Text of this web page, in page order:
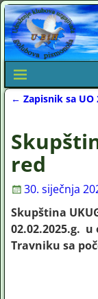
← Zapisnik sa UO
red
30. siječnja
Skupština
02.02.2025.g.
Travniku sa